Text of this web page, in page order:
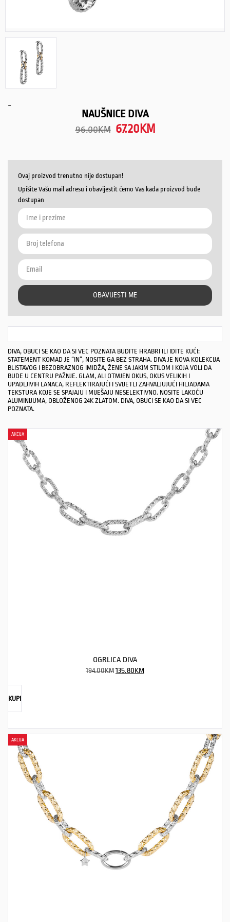
-
NAUŠNICE DIVA
96.00KM 67.20 KM
Ovaj proizvod trenutno nije dostupan!
Upišite Vašu mail adresu i obavijestit ćemo Vas kada proizvod bude
dostupan
OBAVIJESTI ME
DIVA, OBUCI SE KAO DA SI VEC POZNATA BUDITE HRABRI ILI IDITE KUĆI:
STATEMENT KOMAD JE “IN”, NOSITE GA BEZ STRAHA. DIVA JE NOVA KOLEKCIJA
BLISTAVOG I BEZOBRAZNOG IMIDŽA, ŽENE SA JAKIM STILOM I KOJA VOLI DA
BUDE U CENTRU PAŽNJE. GLAM, ALI OTMJEN OKUS, OKUS VELIKIH I
UPADLJIVIH LANACA, REFLEKTIRAJUĆI I SVIJETLI ZAHVALJUJUĆI HILJADAMA
TEKSTURA KOJE SE SPAJAJU I MIJEŠAJU NESELEKTIVNO. NOSITE LAKOĆU
ALUMINIJUMA, OBLOŽENOG 24K ZLATOM. DIVA, OBUCI SE KAO DA SI VEC
POZNATA.
AKCIJA
OGRLICA DIVA
194.00KM135.80KM
KUPI
AKCIJA